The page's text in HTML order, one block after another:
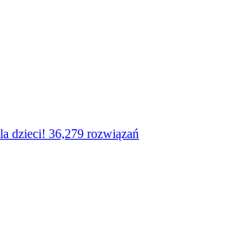
dzieci! 36,279 rozwiązań